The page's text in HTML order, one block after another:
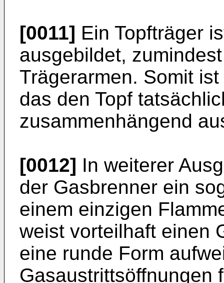
[0011] Ein Topfträger
ausgebildet,
Trägerarmen. Somit
das den Topf
zusammenhängend
[0012] In weiterer
der Gasbrenner ein
einem einzigen
weist vorteilhaft einen
eine runde Form
Gasaustrittsöffnungen